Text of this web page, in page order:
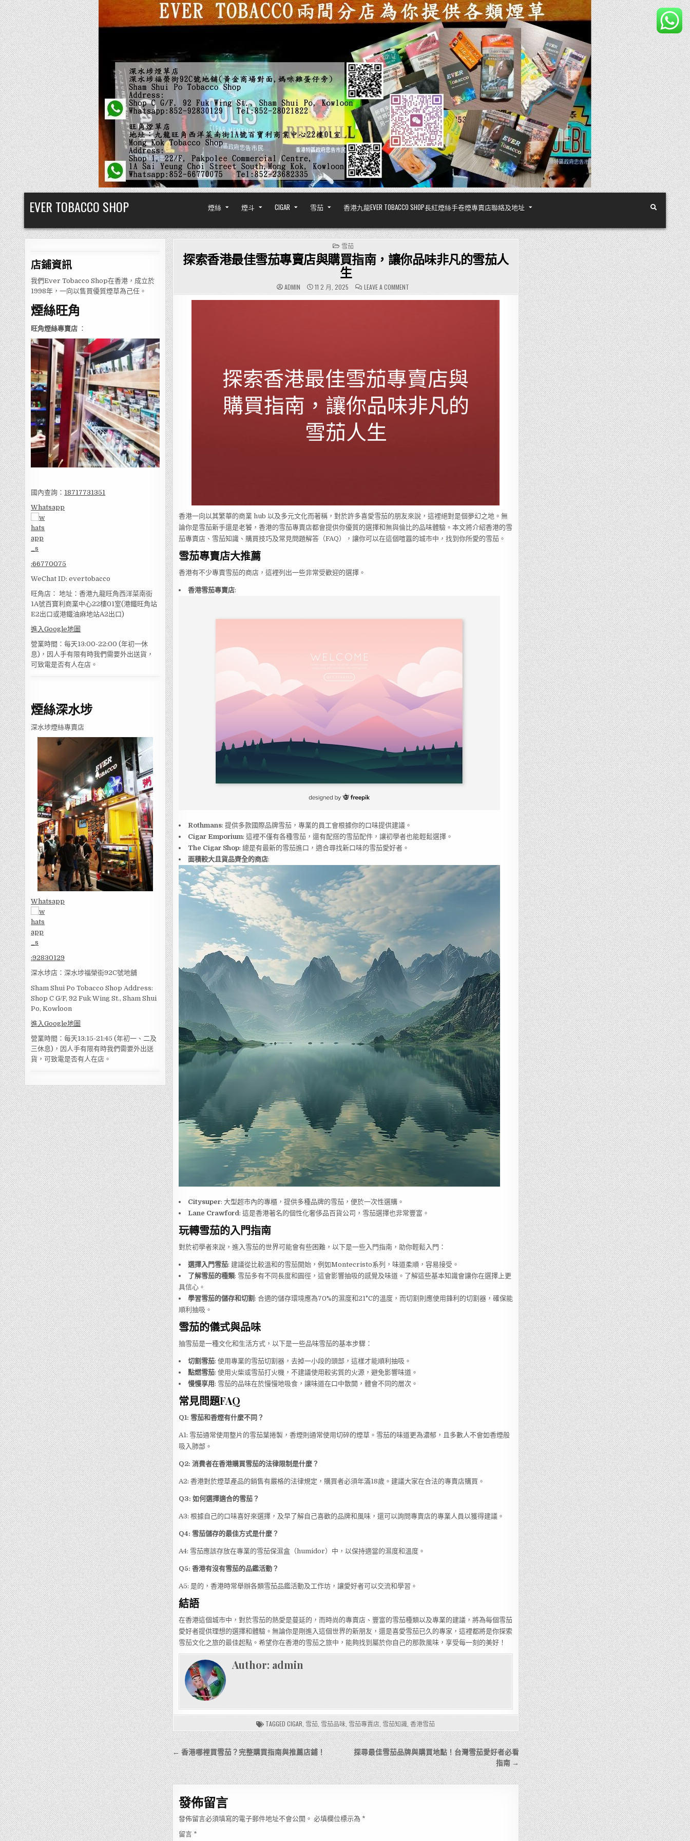
Skip
to
content
EVER TOBACCO SHOP 煙絲 煙斗 CIGAR 雪茄 香港九龍EVER TOBACCO SHOP長紅煙絲手卷煙專賣店聯絡及地址
店鋪資訊
我們Ever Tobacco Shop在香港，成立於
1998年，一向以售買優質煙草為己任。
煙絲旺角
旺角煙絲專賣店 ：
國內查詢： 18717731351
Whatsapp
:66770075
WeChat ID: evertobacco
旺角店： 地址：香港九龍旺角西洋菜南街
1A號百寶利商業中心22樓01室(港鐵旺角站
E2出口或港鐵油麻地站A2出口)
進入Google地圖
營業時間：每天13:00-22:00 (年初一休
息)，因人手有限有時我們需要外出送貨，
可致電是否有人在店。
煙絲深水埗
深水埗煙絲專賣店
Whatsapp
:92830129
深水埗店：深水埗福榮街92C號地舖
Sham Shui Po Tobacco Shop Address:
Shop C G/F, 92 Fuk Wing St., Sham Shui
Po, Kowloon
進入Google地圖
營業時間：每天13:15-21:45 (年初一、二及
三休息)，因人手有限有時我們需要外出送
貨，可致電是否有人在店。
POSTED
IN
雪茄
探索香港最佳雪茄專賣店與購買指南，讓你品味非凡的雪茄人
生
ADMIN 11 2 月, 2025 LEAVE A COMMENT
探
索
買
指
南，
讓
你
品
味
非
香港一向以其繁華的商業 hub 以及多元文化而著稱，對於許多喜愛雪茄的朋友來說，這裡絕對是個夢幻之地。無
論你是雪茄新手還是老饕，香港的雪茄專賣店都會提供你優質的選擇和無與倫比的品味體驗。本文將介紹香港的雪
茄專賣店、雪茄知識、購買技巧及常見問題解答（FAQ），讓你可以在這個喧囂的城市中，找到你所愛的雪茄。
雪茄專賣店大推薦
香港有不少專賣雪茄的商店，這裡列出一些非常受歡迎的選擇。
香港雪茄專賣店:
Rothmans: 提供多款國際品牌雪茄，專業的員工會根據你的口味提供建議。
Cigar Emporium: 這裡不僅有各種雪茄，還有配搭的雪茄配件，讓初學者也能輕鬆選擇。
The Cigar Shop: 總是有最新的雪茄進口，適合尋找新口味的雪茄愛好者。
面積較大且貨品齊全的商店:
Citysuper: 大型超市內的專櫃，提供多種品牌的雪茄，便於一次性選購。
Lane Crawford: 這是香港著名的個性化奢侈品百貨公司，雪茄選擇也非常豐富。
玩轉雪茄的入門指南
對於初學者來說，進入雪茄的世界可能會有些困難，以下是一些入門指南，助你輕鬆入門：
選擇入門雪茄: 建議從比較溫和的雪茄開始，例如Montecristo系列，味道柔順，容易接受。
了解雪茄的種類: 雪茄多有不同長度和圓徑，這會影響抽吸的感覺及味道。了解這些基本知識會讓你在選擇上更
具信心。
學習雪茄的儲存和切割 : 合適的儲存環境應為70%的濕度和21°C的溫度，而切割則應使用鋒利的切割器，確保能
順利抽吸。
雪茄的儀式與品味
抽雪茄是一種文化和生活方式，以下是一些品味雪茄的基本步驟：
切割雪茄: 使用專業的雪茄切割器，去掉一小段的頭部，這樣才能順利抽吸。
點燃雪茄: 使用火柴或雪茄打火機，不建議使用較劣質的火源，避免影響味道。
慢慢享用: 雪茄的品味在於慢慢地吸食，讓味道在口中散開，體會不同的層次。
常見問題FAQ
Q1: 雪茄和香煙有什麼不同？
A1: 雪茄通常使用整片的雪茄葉捲製，香煙則通常使用切碎的煙草。雪茄的味道更為濃郁，且多數人不會如香煙般
吸入肺部。
Q2: 消費者在香港購買雪茄的法律限制是什麼？
A2: 香港對於煙草產品的銷售有嚴格的法律規定，購買者必須年滿18歲。建議大家在合法的專賣店購買。
Q3: 如何選擇適合的雪茄？
A3: 根據自己的口味喜好來選擇，及早了解自己喜歡的品牌和風味，還可以詢問專賣店的專業人員以獲得建議。
Q4: 雪茄儲存的最佳方式是什麼？
A4: 雪茄應該存放在專業的雪茄保濕盒（humidor）中，以保持適當的濕度和溫度。
Q5: 香港有沒有雪茄的品鑑活動？
A5: 是的，香港時常舉辦各類雪茄品鑑活動及工作坊，讓愛好者可以交流和學習。
結語
在香港這個城市中，對於雪茄的熱愛是蔓延的，而時尚的專賣店、豐富的雪茄種類以及專業的建議，將為每個雪茄
愛好者提供理想的選擇和體驗。無論你是剛進入這個世界的新朋友，還是喜愛雪茄已久的專家，這裡都將是你探索
雪茄文化之旅的最佳起點。希望你在香港的雪茄之旅中，能夠找到屬於你自己的那款風味，享受每一刻的美好！
Author: admin
TAGGEDCIGAR 雪茄 雪茄品味 雪茄專賣店 雪茄知識 ,香港雪茄
文
章
導
覽
探尋最佳雪茄品牌與購買地點！台灣雪茄愛好者必看
指南 →
← 香港哪裡買雪茄？完整購買指南與推薦店鋪！
發佈留言
發佈留言必須填寫的電子郵件地址不會公開。 必填欄位標示為 *
留言 *